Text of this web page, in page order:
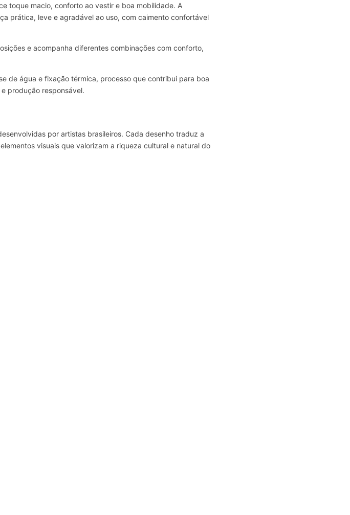
toque macio, conforto ao vestir e boa mobilidade. A
prática, leve e agradável ao uso, com caimento confortável
e acompanha diferentes combinações com conforto,
de água e fixação térmica, processo que contribui para boa
produção responsável.
por artistas brasileiros. Cada desenho traduz a
visuais que valorizam a riqueza cultural e natural do